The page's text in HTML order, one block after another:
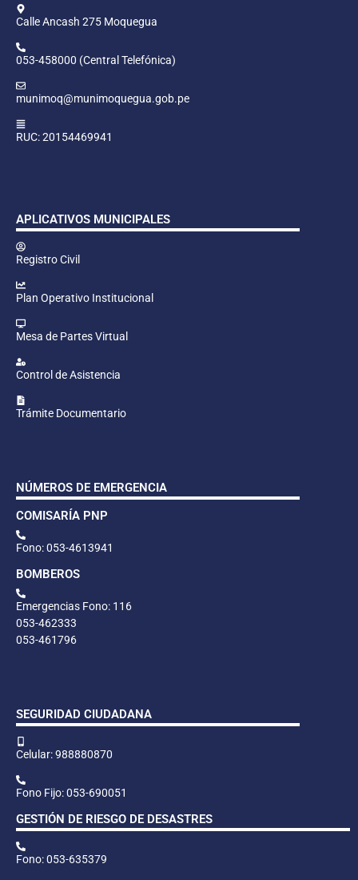
Calle Ancash 275 Moquegua
053-458000 (Central Telefónica)
munimoq@munimoquegua.gob.pe
RUC: 20154469941
APLICATIVOS MUNICIPALES
Registro Civil
Plan Operativo Institucional
Mesa de Partes Virtual
Control de Asistencia
Trámite Documentario
NÚMEROS DE EMERGENCIA
COMISARÍA PNP
Fono: 053-4613941
BOMBEROS
Emergencias Fono: 116
053-462333
053-461796
SEGURIDAD CIUDADANA
Celular: 988880870
Fono Fijo: 053-690051
GESTIÓN DE RIESGO DE DESASTRES
Fono: 053-635379